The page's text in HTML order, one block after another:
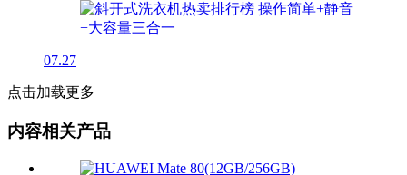
07.27
点击加载更多
内容相关产品